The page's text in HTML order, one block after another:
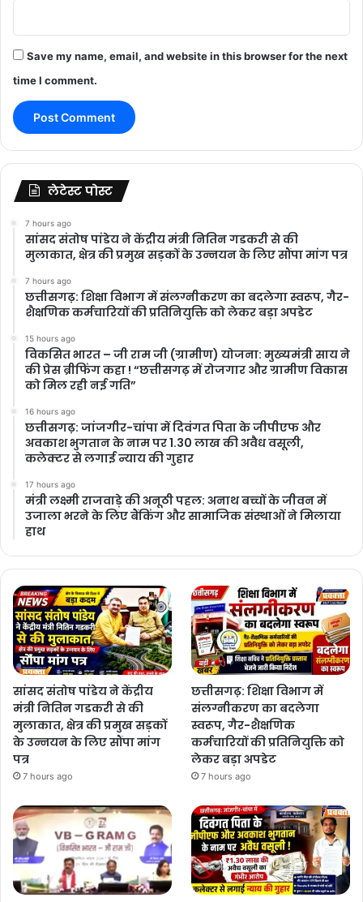
Save my name, email, and website in this browser for the next
time I comment.
लेटेस्ट पोस्ट
7 hours ago
सांसद संतोष पांडेय ने केंद्रीय मंत्री नितिन गडकरी से की
मुलाकात, क्षेत्र की प्रमुख सड़कों के उन्नयन के लिए सौंपा मांग पत्र
7 hours ago
छत्तीसगढ़: शिक्षा विभाग में संलग्नीकरण का बदलेगा स्वरूप, गैर-
शैक्षणिक कर्मचारियों की प्रतिनियुक्ति को लेकर बड़ा अपडेट
15 hours ago
विकसित भारत – जी राम जी (ग्रामीण) योजना: मुख्यमंत्री साय ने
की प्रेस ब्रीफिंग कहा ! “छत्तीसगढ़ में रोजगार और ग्रामीण विकास
को मिल रही नई गति”
16 hours ago
छत्तीसगढ़: जांजगीर-चांपा में दिवंगत पिता के जीपीएफ और
अवकाश भुगतान के नाम पर 1.30 लाख की अवैध वसूली,
कलेक्टर से लगाई न्याय की गुहार
17 hours ago
मंत्री लक्ष्मी राजवाड़े की अनूठी पहल: अनाथ बच्चों के जीवन में
उजाला भरने के लिए बैंकिंग और सामाजिक संस्थाओं ने मिलाया
हाथ
सांसद संतोष पांडेय ने केंद्रीय
मंत्री नितिन गडकरी से की
मुलाकात, क्षेत्र की प्रमुख सड़कों
के उन्नयन के लिए सौंपा मांग
पत्र
7 hours ago
छत्तीसगढ़: शिक्षा विभाग में
संलग्नीकरण का बदलेगा
स्वरूप, गैर-शैक्षणिक
कर्मचारियों की प्रतिनियुक्ति को
लेकर बड़ा अपडेट
7 hours ago